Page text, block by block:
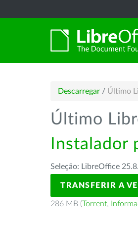
Descarregar / Último
Último
Instalador
Seleção: LibreOffice
TRANSFERIR A
286 MB (Torrent,